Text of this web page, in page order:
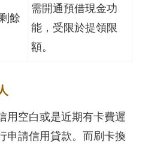
餘
需開通預借現金功
能，受限於提領限
額。
用空白或是近期有卡費遲
申請信用貸款。而刷卡換